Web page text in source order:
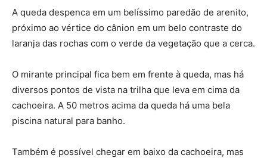
A queda despenca em um belíssimo paredão de arenito,
próximo ao vértice do cânion em um belo contraste do
laranja das rochas com o verde da vegetação que a cerca.
O mirante principal fica bem em frente à queda, mas há
diversos pontos de vista na trilha que leva em cima da
cachoeira. A 50 metros acima da queda há uma bela
piscina natural para banho.
Também é possível chegar em baixo da cachoeira, mas